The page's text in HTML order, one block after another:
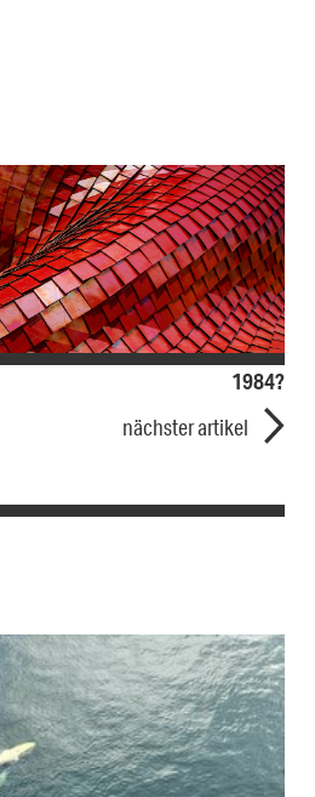
1984?
nächster artikel